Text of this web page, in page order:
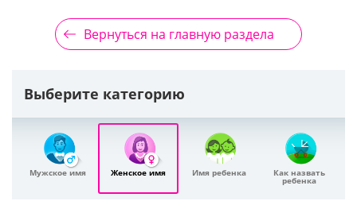
Вернуться на главную раздела
Выберите категорию
Мужское имя Женское имя Имя ребенка Как назвать
ребенка